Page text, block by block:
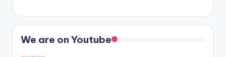
We are on Youtube